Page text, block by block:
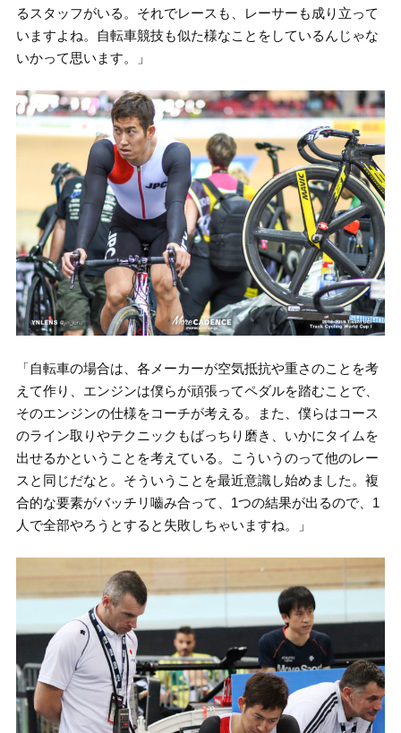
るスタッフがいる。それでレースも、レーサーも成り立って
いますよね。自転車競技も似た様なことをしているんじゃな
いかって思います。」
「自転車の場合は、各メーカーが空気抵抗や重さのことを考
えて作り、エンジンは僕らが頑張ってペダルを踏むことで、
そのエンジンの仕様をコーチが考える。また、僕らはコース
のライン取りやテクニックもばっちり磨き、いかにタイムを
出せるかということを考えている。こういうのって他のレー
スと同じだなと。そういうことを最近意識し始めました。複
合的な要素がバッチリ嚙み合って、1つの結果が出るので、1
人で全部やろうとすると失敗しちゃいますね。」